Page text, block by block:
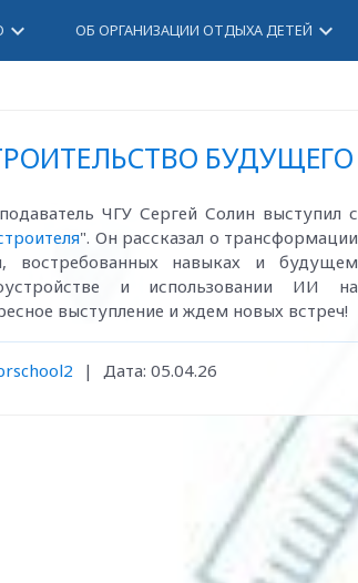
keyboard_arrow_down ОБ ОРГАНИЗАЦИИ ОТДЫХА ДЕТЕЙ keyboard_arrow_down
БУДУЩЕГО
ЧГУ Сергей Солин выступил с
". Он рассказал о трансформации
востребованных навыках и будущем
и использовании ИИ на
выступление и ждем новых встреч!
| Дата: 05.04.26